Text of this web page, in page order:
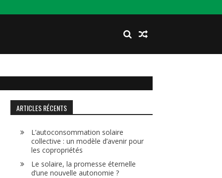
ARTICLES RÉCENTS
L’autoconsommation solaire
collective : un modèle d’avenir pour
les copropriétés
Le solaire, la promesse éternelle
d’une nouvelle autonomie ?